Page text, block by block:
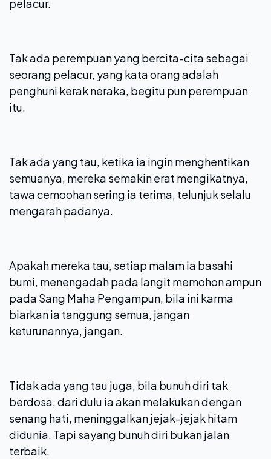
pelacur.
Tak ada perempuan yang bercita-cita sebagai
seorang pelacur, yang kata orang adalah
penghuni kerak neraka, begitu pun perempuan
itu.
Tak ada yang tau, ketika ia ingin menghentikan
semuanya, mereka semakin erat mengikatnya,
tawa cemoohan sering ia terima, telunjuk selalu
mengarah padanya.
Apakah mereka tau, setiap malam ia basahi
bumi, menengadah pada langit memohon ampun
pada Sang Maha Pengampun, bila ini karma
biarkan ia tanggung semua, jangan
keturunannya, jangan.
Tidak ada yang tau juga, bila bunuh diri tak
berdosa, dari dulu ia akan melakukan dengan
senang hati, meninggalkan jejak-jejak hitam
didunia. Tapi sayang bunuh diri bukan jalan
terbaik.